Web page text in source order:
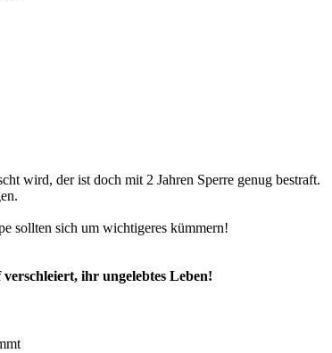
wird, der ist doch mit 2 Jahren Sperre genug bestraft.
sollten sich um wichtigeres kümmern!
ihr ungelebtes Leben!